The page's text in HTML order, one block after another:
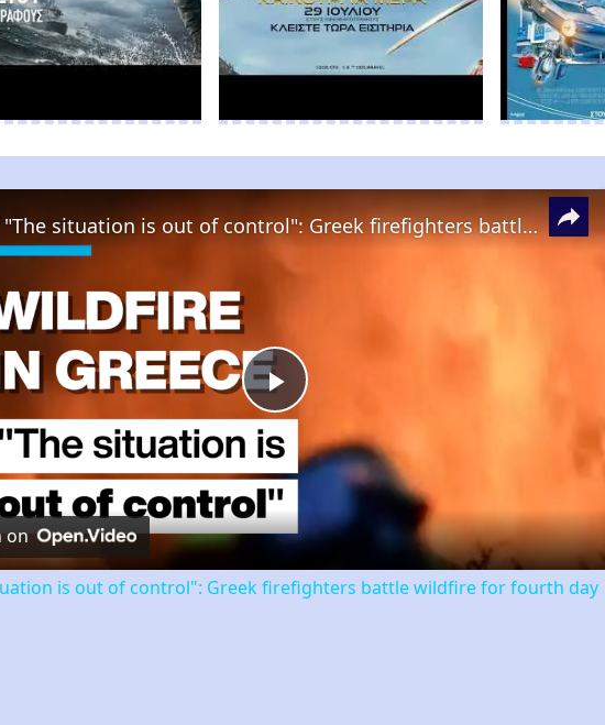
Play
Video
"The situation is out of control": Greek firefighters battle wildfire for fourth day
on
is out of control": Greek firefighters battle wildfire for fourth day